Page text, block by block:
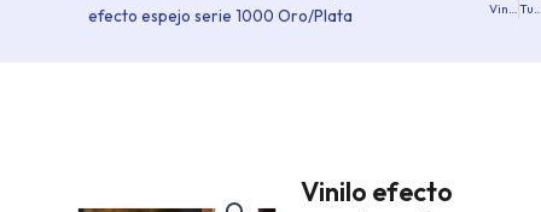
efecto espejo serie 1000 Oro/Plata
Vinilo pizarra negro WALLCHALKER Tuning Film
Vinilo efecto